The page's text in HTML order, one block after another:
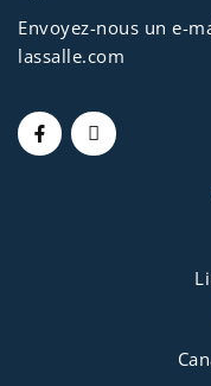
Envoyez-nous un e-
lassalle.com